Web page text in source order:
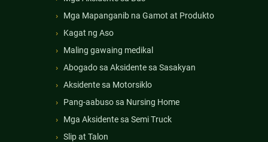
Mga Mapanganib na Gamot at Produkto
Kagat ng Aso
Maling gawaing medikal
Abogado sa Aksidente sa Sasakyan
Aksidente sa Motorsiklo
Pang-aabuso sa Nursing Home
Mga Aksidente sa Semi Truck
Slip at Talon